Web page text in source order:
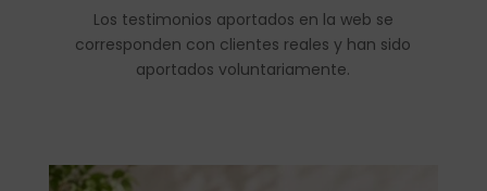
Los testimonios aportados en la web se
corresponden con clientes reales y han sido
aportados voluntariamente.